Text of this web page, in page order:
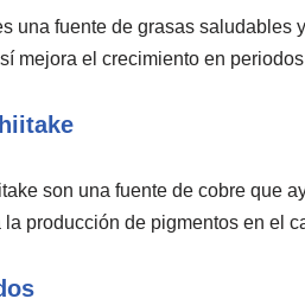
una fuente de grasas
mejora el crecimiento en
son una fuente de cobre que
producción de pigmentos en el